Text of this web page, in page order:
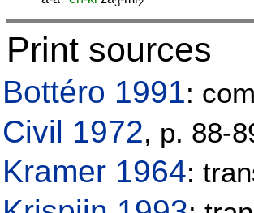
3 2
Print sources
Bottéro 1991:
Civil 1972, p. 88-
Kramer 1964: